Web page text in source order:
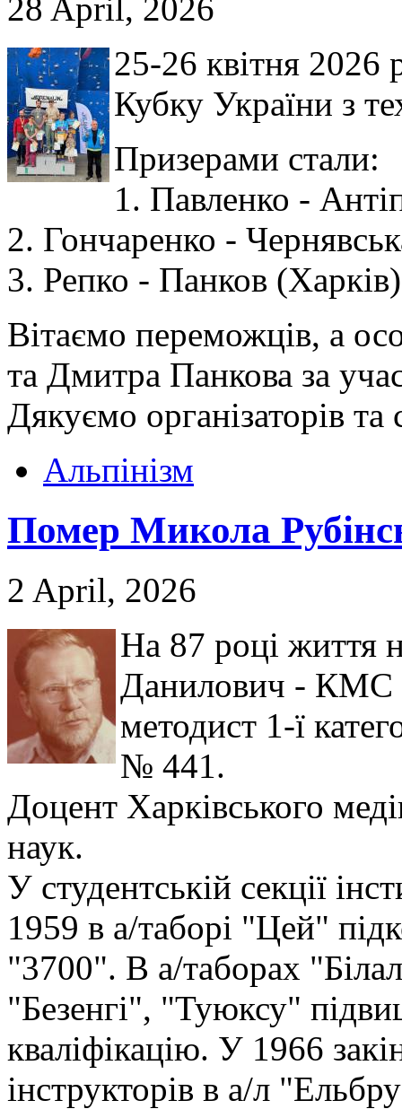
28 April, 2026
25-26 квітня 2026
Кубку України з
Призерами стали:
1. Павленко -
2. Гончаренко -
3. Репко - Панков
Вітаємо переможців, а
та Дмитра Панкова за
Дякуємо організаторів
Альпінізм
Помер Микола
2 April, 2026
На 87 році життя
Данилович - КМС з
методист 1-ї
№ 441.
Доцент Харківського
наук.
У студентській секції
1959 в а/таборі "Цей"
"3700". В а/таборах
"Безенгі", "Туюксу"
кваліфікацію. У 1966
інструкторів в а/л